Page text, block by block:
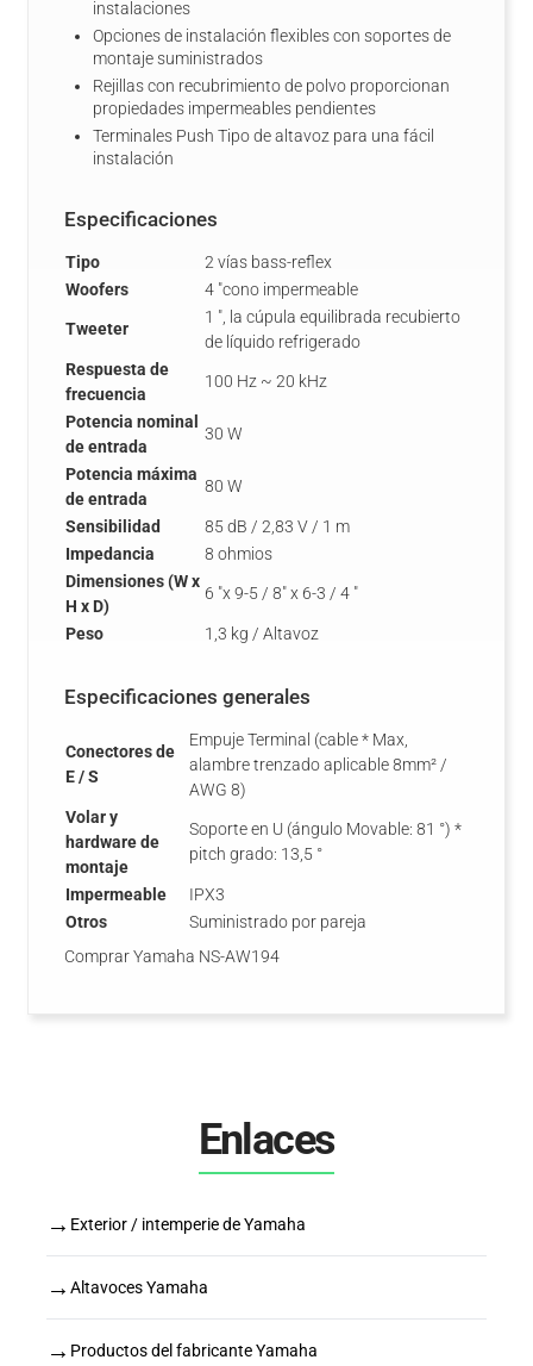
instalaciones
Opciones de instalación flexibles con soportes de
montaje suministrados
Rejillas con recubrimiento de polvo proporcionan
propiedades impermeables pendientes
Terminales Push Tipo de altavoz para una fácil
instalación
Especificaciones
Tipo
2 vías bass-reflex
Woofers
4 "cono impermeable
Tweeter
1 ", la cúpula equilibrada recubierto
de líquido refrigerado
Respuesta de
frecuencia
100 Hz ~ 20 kHz
Potencia nominal
de entrada
30 W
Potencia máxima
de entrada
80 W
Sensibilidad
85 dB / 2,83 V / 1 m
Impedancia
8 ohmios
Dimensiones (W x
H x D)
6 "x 9-5 / 8" x 6-3 / 4 "
Peso 1,3 kg / Altavoz
Especificaciones generales
Conectores de
E / S
Empuje Terminal (cable * Max,
alambre trenzado aplicable 8mm² /
AWG 8)
Volar y
hardware de
montaje
Soporte en U (ángulo Movable: 81 °) *
pitch grado: 13,5 °
Impermeable
IPX3
Otros
Suministrado por pareja
Comprar Yamaha NS-AW194
Enlaces
→ Exterior / intemperie de Yamaha
→ Altavoces Yamaha
→ Productos del fabricante Yamaha